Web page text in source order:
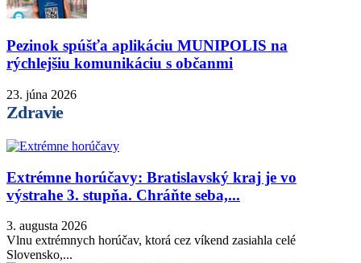
Pezinok spúšťa aplikáciu MUNIPOLIS na
rýchlejšiu komunikáciu s občanmi
23. júna 2026
Zdravie
Extrémne horúčavy: Bratislavský kraj je vo
výstrahe 3. stupňa. Chráňte seba,...
3. augusta 2026
Vlnu extrémnych horúčav, ktorá cez víkend zasiahla celé
Slovensko,...